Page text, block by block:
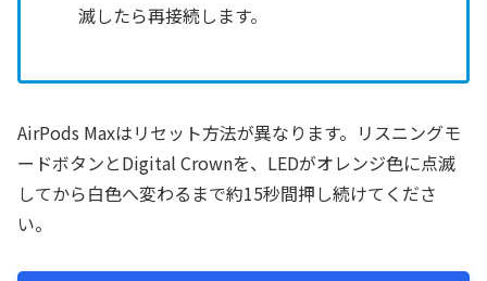
滅したら再接続します。
AirPods Maxはリセット方法が異なります。リスニングモ
ードボタンとDigital Crownを、LEDがオレンジ色に点滅
してから白色へ変わるまで約15秒間押し続けてくださ
い。